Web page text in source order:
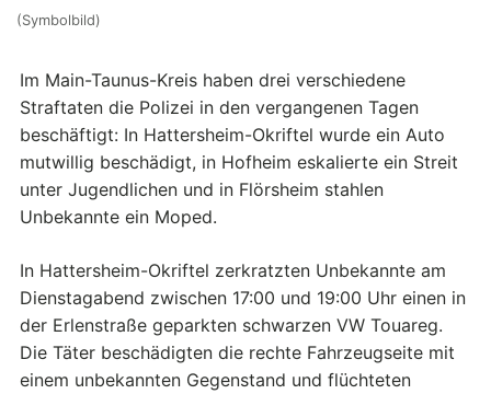
(Symbolbild)
Im Main-Taunus-Kreis haben drei verschiedene
Straftaten die Polizei in den vergangenen Tagen
beschäftigt: In Hattersheim-Okriftel wurde ein Auto
mutwillig beschädigt, in Hofheim eskalierte ein Streit
unter Jugendlichen und in Flörsheim stahlen
Unbekannte ein Moped.
In Hattersheim-Okriftel zerkratzten Unbekannte am
Dienstagabend zwischen 17:00 und 19:00 Uhr einen in
der Erlenstraße geparkten schwarzen VW Touareg.
Die Täter beschädigten die rechte Fahrzeugseite mit
einem unbekannten Gegenstand und flüchteten